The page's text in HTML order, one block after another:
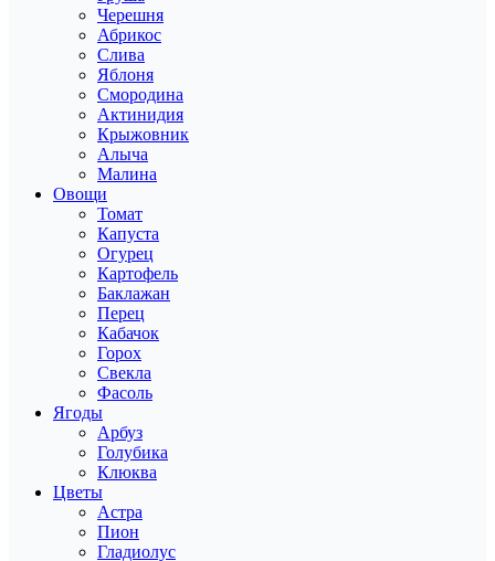
Черешня
Абрикос
Слива
Яблоня
Смородина
Актинидия
Крыжовник
Алыча
Малина
Овощи
Томат
Капуста
Огурец
Картофель
Баклажан
Перец
Кабачок
Горох
Свекла
Фасоль
Ягоды
Арбуз
Голубика
Клюква
Цветы
Астра
Пион
Гладиолус